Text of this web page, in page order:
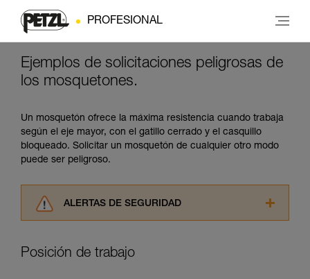
PROFESIONAL
Ejemplos de solicitaciones peligrosas de
los mosquetones.
Un mosquetón ofrece la máxima resistencia cuando trabaja
según el eje mayor, con el gatillo cerrado y el casquillo
bloqueado. Solicitar un mosquetón de cualquier otro modo
puede ser peligroso.
ALERTAS DE SEGURIDAD
consultarlo. Usted debe comprender la
Posición de trabajo